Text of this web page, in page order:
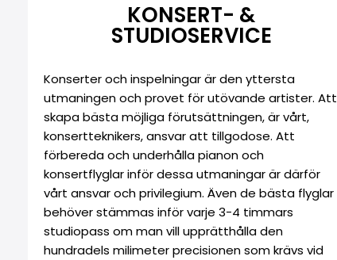
KONSERT- &
STUDIOSERVICE
Konserter och inspelningar är den yttersta
utmaningen och provet för utövande artister. Att
skapa bästa möjliga förutsättningen, är vårt,
konsertteknikers, ansvar att tillgodose. Att
förbereda och underhålla pianon och
konsertflyglar inför dessa utmaningar är därför
vårt ansvar och privilegium. Även de bästa flyglar
behöver stämmas inför varje 3-4 timmars
studiopass om man vill upprätthålla den
hundradels milimeter precisionen som krävs vid